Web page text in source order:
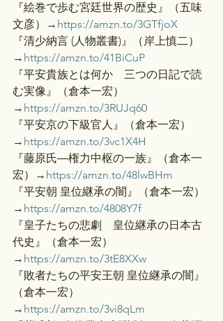
『絵巻で歩む宮廷世界の歴史』（五味
文彦）→ https://amzn.to/3GTfjoX
『清少納言 (人物叢書)』（岸上慎二）
→ https://amzn.to/41BiCuP
『平安貴族とは何か　三つの日記で読
む実像』（倉本一宏）
→ https://amzn.to/3RUJq60
『平安京の下級官人』（倉本一宏）
→ https://amzn.to/3vc1X4H
『藤原氏―権力中枢の一族』（倉本一
宏）→ https://amzn.to/48lwBHm
『平安朝 皇位継承の闇』（倉本一宏）
→ https://amzn.to/4808Y7f
『皇子たちの悲劇　皇位継承の日本古
代史』（倉本一宏）
→ https://amzn.to/3tE8XXw
『敗者たちの平安王朝 皇位継承の闇』
（倉本一宏）
→ https://amzn.to/3vi8qLm